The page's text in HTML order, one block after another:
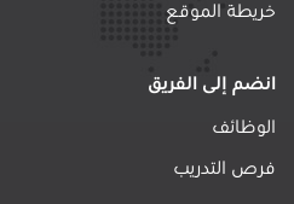
خريطة الموقع
انضم إلى الفريق
الوظائف
فرص التدريب